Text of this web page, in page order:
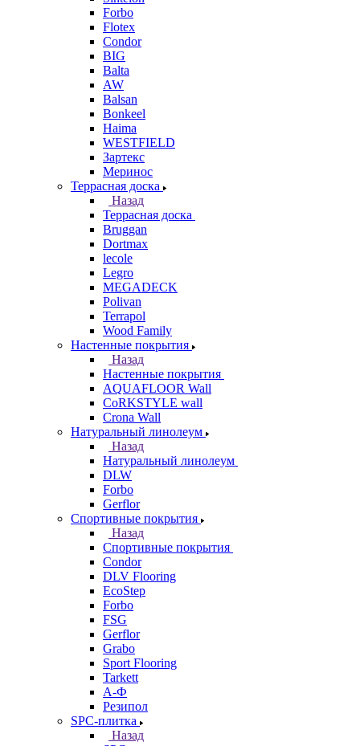
Forbo
Flotex
Condor
BIG
Balta
AW
Balsan
Bonkeel
Haima
WESTFIELD
Зартекс
Меринос
Террасная доска
Назад
Террасная доска
Bruggan
Dortmax
lecole
Legro
MEGADECK
Polivan
Terrapol
Wood Family
Настенные покрытия
Назад
Настенные покрытия
AQUAFLOOR Wall
CoRKSTYLE wall
Crona Wall
Натуральный линолеум
Назад
Натуральный линолеум
DLW
Forbo
Gerflor
Спортивные покрытия
Назад
Спортивные покрытия
Condor
DLV Flooring
EcoStep
Forbo
FSG
Gerflor
Grabo
Sport Flooring
Tarkett
А-Ф
Резипол
SPC-плитка
Назад